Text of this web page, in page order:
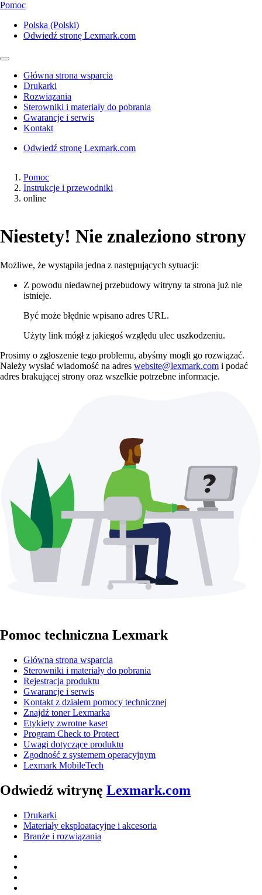
Pomoc
Polska (Polski)
Odwiedź stronę Lexmark.com
Główna strona wsparcia
Drukarki
Rozwiązania
Sterowniki i materiały do pobrania
Gwarancje i serwis
Kontakt
Odwiedź stronę Lexmark.com
Pomoc
Instrukcje i przewodniki
online
Niestety! Nie znaleziono strony
Możliwe, że wystąpiła jedna z następujących sytuacji:
Z powodu niedawnej przebudowy witryny ta strona już nie
istnieje.
Być może błędnie wpisano adres URL.
Użyty link mógł z jakiegoś względu ulec uszkodzeniu.
Prosimy o zgłoszenie tego problemu, abyśmy mogli go rozwiązać.
Należy wysłać wiadomość na adres website@lexmark.com i podać
adres brakującej strony oraz wszelkie potrzebne informacje.
Pomoc techniczna Lexmark
Główna strona wsparcia
Sterowniki i materiały do pobrania
Rejestracja produktu
Gwarancje i serwis
Kontakt z działem pomocy technicznej
Znajdź toner Lexmarka
Etykiety zwrotne kaset
Program Check to Protect
Uwagi dotyczące produktu
Zgodność z systemem operacyjnym
Lexmark MobileTech
Odwiedź witrynę Lexmark.com
Drukarki
Materiały eksploatacyjne i akcesoria
Branże i rozwiązania